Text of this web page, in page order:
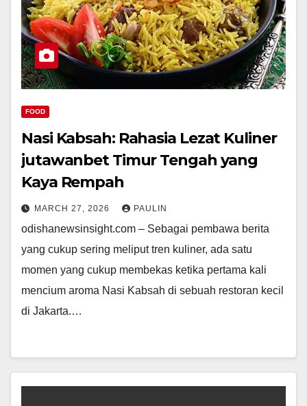
FOOD
Nasi Kabsah: Rahasia Lezat Kuliner
jutawanbet Timur Tengah yang
Kaya Rempah
MARCH 27, 2026 PAULIN
odishanewsinsight.com – Sebagai pembawa berita
yang cukup sering meliput tren kuliner, ada satu
momen yang cukup membekas ketika pertama kali
mencium aroma Nasi Kabsah di sebuah restoran kecil
di Jakarta.…